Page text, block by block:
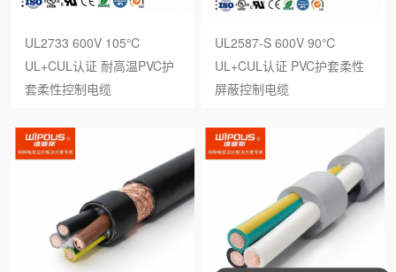
UL2733 600V 105℃
UL+CUL认证 耐高温PVC护
套柔性控制电缆
UL2587-S 600V 90℃
UL+CUL认证 PVC护套柔性
屏蔽控制电缆